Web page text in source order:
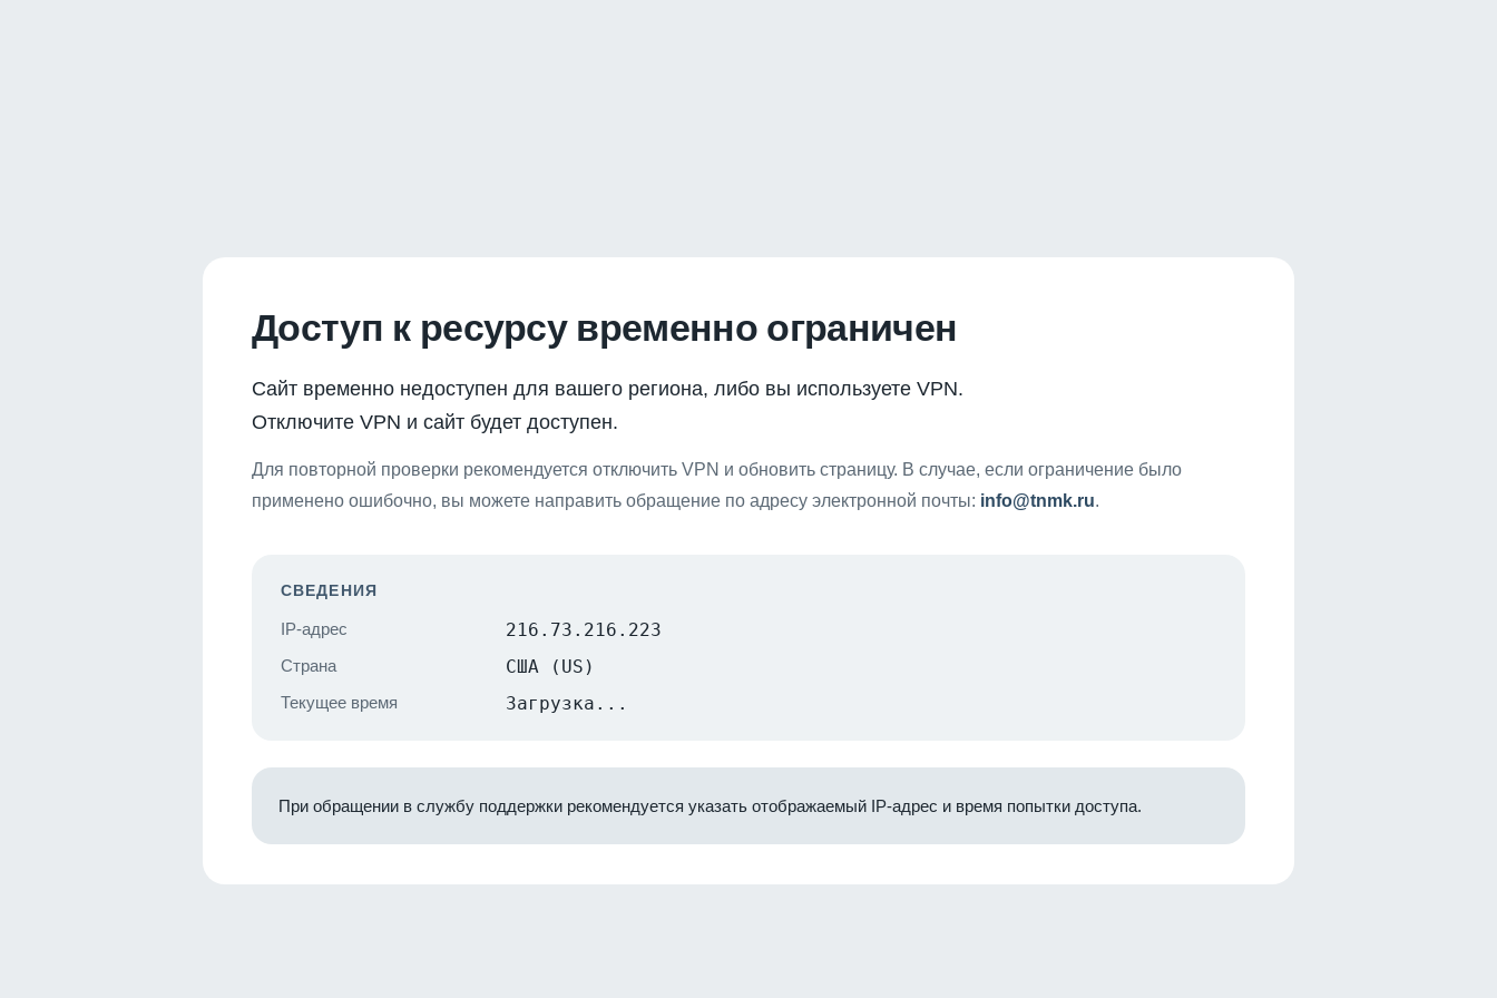
Доступ к ресурсу временно ограничен
Сайт временно недоступен для вашего региона, либо вы используете VPN.
Отключите VPN и сайт будет доступен.
Для повторной проверки рекомендуется отключить VPN и обновить страницу. В случае, если ограничение было
применено ошибочно, вы можете направить обращение по адресу электронной почты: info@tnmk.ru.
СВЕДЕНИЯ
IP-адрес 216.73.216.223
Страна США (US)
Текущее время Загрузка...
При обращении в службу поддержки рекомендуется указать отображаемый IP-адрес и время попытки доступа.